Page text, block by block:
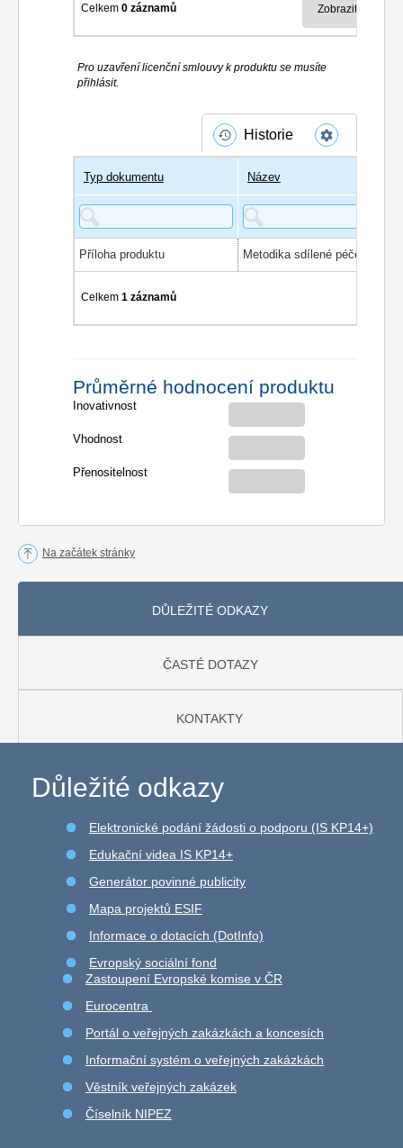
Celkem0 záznamů
Pro uzavření licenční smlouvy k produktu se musíte
přihlásit.
Historie
Typ dokumentu Název
Příloha produktu
Celkem1 záznamů
Průměrné hodnocení produktu
Inovativnost
Vhodnost
Přenositelnost
Na začátek stránky
DŮLEŽITÉ ODKAZY
ČASTÉ DOTAZY
KONTAKTY
Důležité odkazy
Elektronické podání žádosti o podporu (IS KP14+)
Edukační videa IS KP14+
Generátor povinné publicity
Mapa projektů ESIF
Informace o dotacích (DotInfo)
Evropský sociální fond
Zastoupení Evropské komise v ČR
Eurocentra
Portál o veřejných zakázkách a koncesích
Informační systém o veřejných zakázkách
Věstník veřejných zakázek
Číselník NIPEZ